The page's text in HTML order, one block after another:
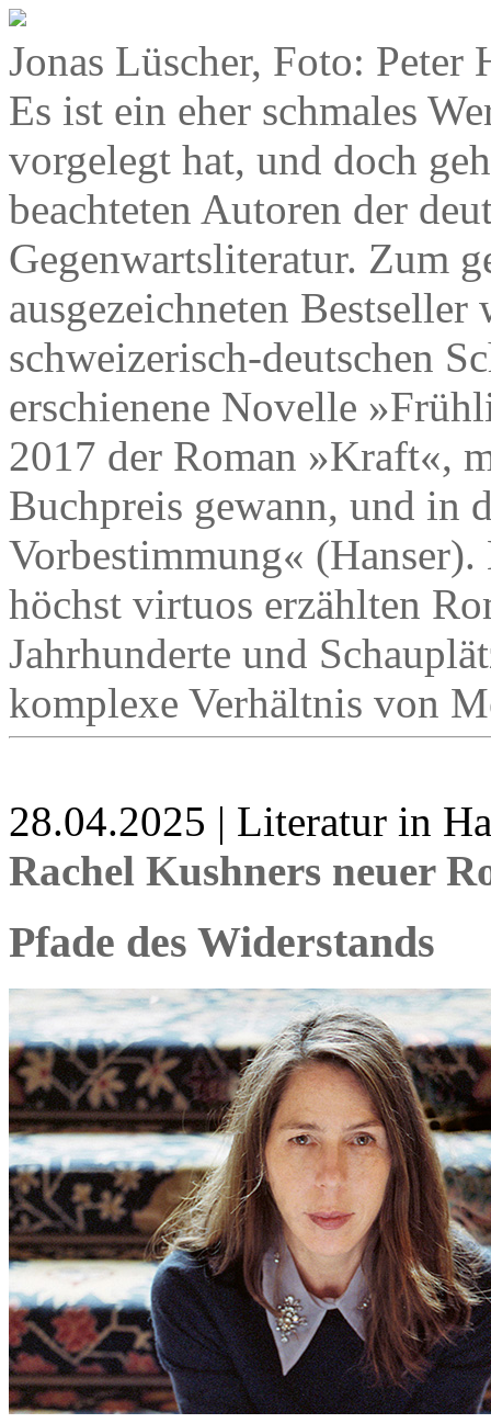
Jonas Lüscher, Foto: Peter
Es ist ein eher schmales
vorgelegt hat, und doch
beachteten Autoren der
Gegenwartsliteratur. Zum
ausgezeichneten
schweizerisch-deutschen
erschienene Novelle
2017 der Roman »Kraft«,
Buchpreis gewann, und in
Vorbestimmung«
höchst virtuos erzählten
Jahrhunderte und
komplexe Verhältnis von
28.04.2025 | Literatur in
Rachel Kushners neuer
Pfade des Widerstands